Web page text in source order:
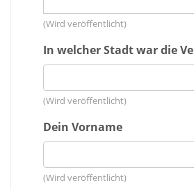
(Wird veröffentlicht)
In welcher Stadt war die
(Wird veröffentlicht)
Dein Vorname
(Wird veröffentlicht)